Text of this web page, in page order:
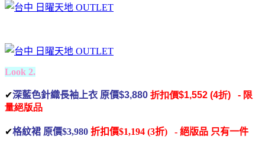
Look 2.
✔深藍色針織長袖上衣 原價$3,880 折扣價$1,552 (4折) - 限
量絕版品
✔格紋裙 原價$3,980 折扣價$1,194 (3折) - 絕版品 只有一件